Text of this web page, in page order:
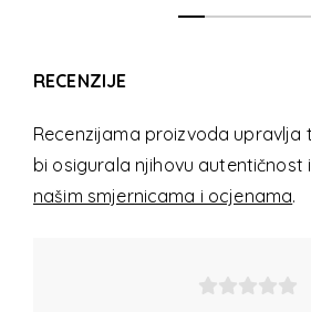
RECENZIJE
Recenzijama proizvoda upravlja
bi osigurala njihovu autentičnost
našim smjernicama i ocjenama.